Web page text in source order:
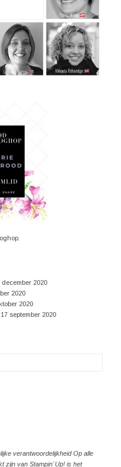
december 2020
2020
2020
17 september 2020
verantwoordelijkheid Op alle
zijn van Stampin’ Up! is het